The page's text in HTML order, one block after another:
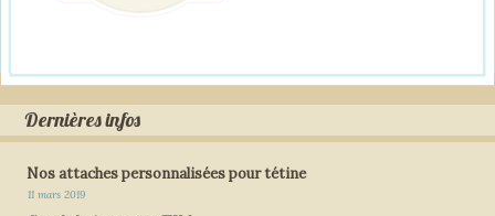
Dernières infos
Nos attaches personnalisées pour tétine
11 mars 2019